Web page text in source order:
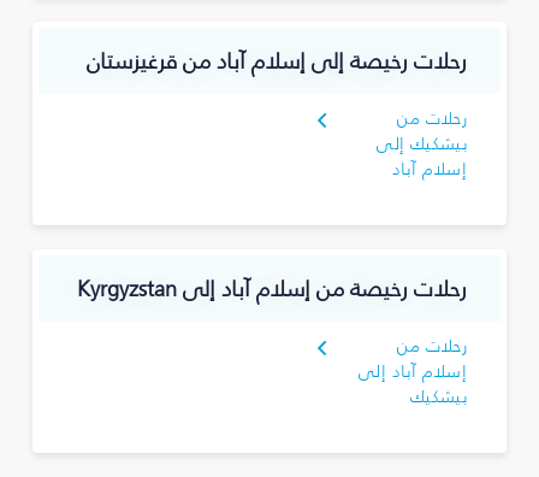
رحلات رخيصة إلى إسلام آباد من قرغيزستان
رحلات من
بيشكيك إلى
إسلام آباد
رحلات رخيصة من إسلام آباد إلى Kyrgyzstan
رحلات من
إسلام آباد إلى
بيشكيك